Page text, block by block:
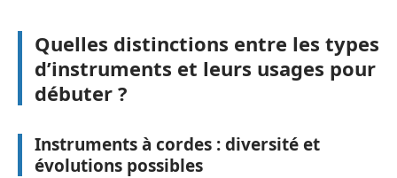
Quelles distinctions entre les types
d’instruments et leurs usages pour
débuter ?
Instruments à cordes : diversité et
évolutions possibles